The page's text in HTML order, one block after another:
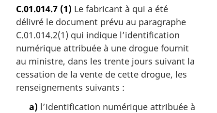
C.01.014.7 (1) Le fabricant à qui a été
délivré le document prévu au paragraphe
C.01.014.2(1) qui indique l’identification
numérique attribuée à une drogue fournit
au ministre, dans les trente jours suivant la
cessation de la vente de cette drogue, les
renseignements suivants :
a) l’identification numérique attribuée à